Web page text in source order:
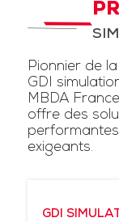
Pionnier de
GDI
MBDA
offre des
exigeants.
GDI